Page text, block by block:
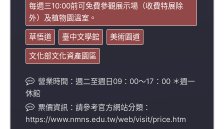
每週三10:00前可免費參觀展示場（收費特展除
外）及植物園溫室。
草悟道
臺中文學館
美術園道
文化部文化資產園區
營業時間：週二至週日09：00～17：00 ＊週一
休館
票價資訊：請參考官方網站分類：
https://www.nmns.edu.tw/web/visit/price.htm